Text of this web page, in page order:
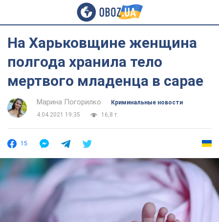
На Харьковщине женщина
полгода хранила тело
мертвого младенца в сарае
Марина Погорилко
Криминальные новости
4.04.2021 19:35
16,8 т.
15